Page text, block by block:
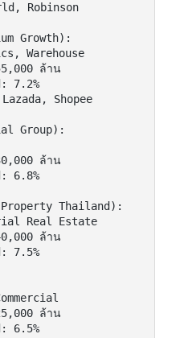
Robinson
Growth):
Warehouse
ล้าน
7.2%
Shopee
Group):
ล้าน
6.8%
Thailand):
Real Estate
ล้าน
7.5%
ล้าน
6.5%